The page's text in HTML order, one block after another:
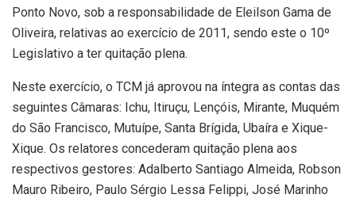
Ponto Novo, sob a responsabilidade de Eleilson Gama de
Oliveira, relativas ao exercício de 2011, sendo este o 10º
Legislativo a ter quitação plena.
Neste exercício, o TCM já aprovou na íntegra as contas das
seguintes Câmaras: Ichu, Itiruçu, Lençóis, Mirante, Muquém
do São Francisco, Mutuípe, Santa Brígida, Ubaíra e Xique-
Xique. Os relatores concederam quitação plena aos
respectivos gestores: Adalberto Santiago Almeida, Robson
Mauro Ribeiro, Paulo Sérgio Lessa Felippi, José Marinho